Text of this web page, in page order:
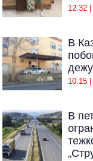
12:32 |
В
10:15 |
В